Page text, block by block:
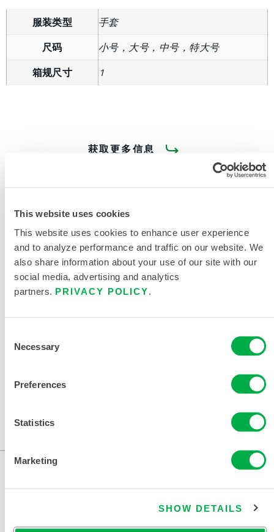
This website uses cookies
This website uses cookies to enhance user experience
and to analyze performance and traffic on our website. We
also share information about your use of our site with our
social media, advertising and analytics
partners. PRIVACY POLICY.
Selection
Necessary
Preferences
Statistics
Marketing
SHOW DETAILS
服装类型
手套
尺码
小号，大号，中号，特大号
箱规尺寸
1
获取更多信息
产品资料
手部与手臂防护 指南